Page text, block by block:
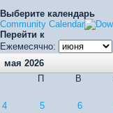
Выберите календарь
Community Calendar
Перейти к
Ежемесячно:
мая 2026
П
В
4
5 6